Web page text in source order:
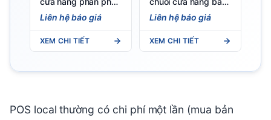
gas Việt POS — Đơn
giao gas, công nợ
đại lý, tuyến bán
hàng
Liên hệ báo giá
XEM CHI TIẾT
lẻ — Việt POS đa chi
nhánh
Liên hệ báo giá
XEM CHI TIẾT
POS local thường có chi phí một lần (mua bản